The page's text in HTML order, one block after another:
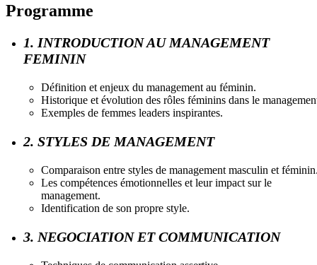
Programme
1. INTRODUCTION AU MANAGEMENT
FEMININ
Définition et enjeux du management au féminin.
Historique et évolution des rôles féminins dans le
Exemples de femmes leaders inspirantes.
2. STYLES DE MANAGEMENT
Comparaison entre styles de management masculin et
Les compétences émotionnelles et leur impact sur le
management.
Identification de son propre style.
3. NEGOCIATION ET COMMUNICATION